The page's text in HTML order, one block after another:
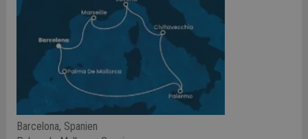
Barcelona, Spanien